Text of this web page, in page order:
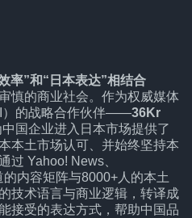
率”和“日本表达”相结合
慎的商业社会。作为权威媒体
）的战略合作伙伴——36Kr
中国企业进入日本市场提供了
本土市场认可、并始终坚持本
过 Yahoo! News、
内容矩阵与8000+人的本土
技术语言与商业逻辑，转译成
接受的表达方式，帮助中国品